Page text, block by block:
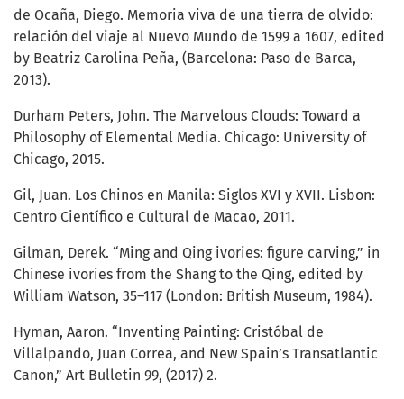
de Ocaña, Diego. Memoria viva de una tierra de olvido:
relación del viaje al Nuevo Mundo de 1599 a 1607, edited
by Beatriz Carolina Peña, (Barcelona: Paso de Barca,
2013).
Durham Peters, John. The Marvelous Clouds: Toward a
Philosophy of Elemental Media. Chicago: University of
Chicago, 2015.
Gil, Juan. Los Chinos en Manila: Siglos XVI y XVII. Lisbon:
Centro Científico e Cultural de Macao, 2011.
Gilman, Derek. “Ming and Qing ivories: figure carving,” in
Chinese ivories from the Shang to the Qing, edited by
William Watson, 35–117 (London: British Museum, 1984).
Hyman, Aaron. “Inventing Painting: Cristóbal de
Villalpando, Juan Correa, and New Spain’s Transatlantic
Canon,” Art Bulletin 99, (2017) 2.